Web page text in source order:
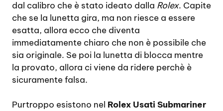
dal calibro che è stato ideato dalla Rolex. Capite
che se la lunetta gira, ma non riesce a essere
esatta, allora ecco che diventa
immediatamente chiaro che non è possibile che
sia originale. Se poi la lunetta di blocca mentre
la provato, allora ci viene da ridere perchè è
sicuramente falsa.
Purtroppo esistono nel Rolex Usati Submariner